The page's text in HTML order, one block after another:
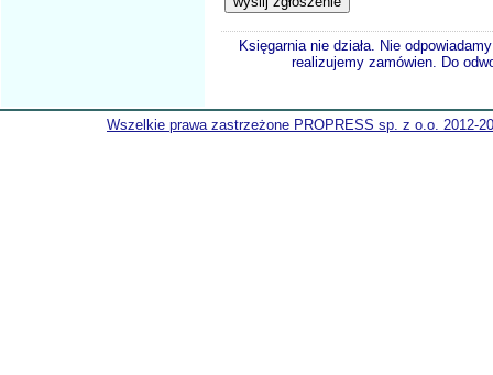
Księgarnia nie działa. Nie
realizujemy zamówien. Do
Wszelkie prawa zastrzeżone PROPRESS sp. z o.o. 2012-